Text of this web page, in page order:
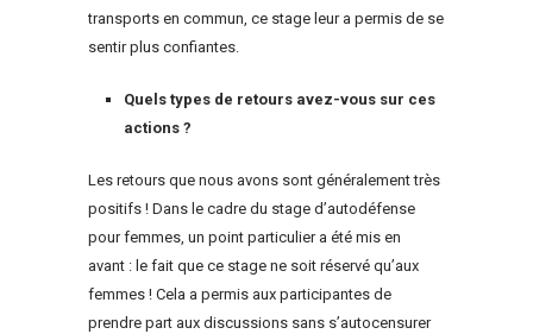
transports en commun, ce stage leur a permis de se
sentir plus confiantes.
Quels types de retours avez-vous sur ces
actions ?
Les retours que nous avons sont généralement très
positifs ! Dans le cadre du stage d’autodéfense
pour femmes, un point particulier a été mis en
avant : le fait que ce stage ne soit réservé qu’aux
femmes ! Cela a permis aux participantes de
prendre part aux discussions sans s’autocensurer